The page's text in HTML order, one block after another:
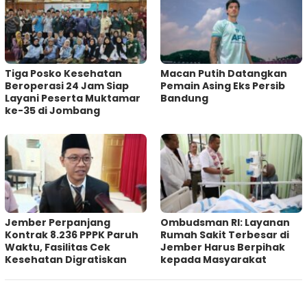
Tiga Posko Kesehatan
Beroperasi 24 Jam Siap
Layani Peserta Muktamar
ke-35 di Jombang
Macan Putih Datangkan
Pemain Asing Eks Persib
Bandung
Jember Perpanjang
Kontrak 8.236 PPPK Paruh
Waktu, Fasilitas Cek
Kesehatan Digratiskan
Ombudsman RI: Layanan
Rumah Sakit Terbesar di
Jember Harus Berpihak
kepada Masyarakat